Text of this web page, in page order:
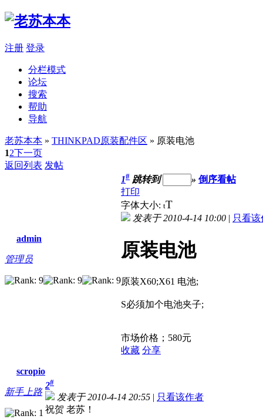
注册 登录
分栏模式
论坛
搜索
帮助
导航
老苏本本 » THINKPAD原装配件区 » 原装电池
12下一页
返回列表 发帖
admin
管理员
1# 跳转到 » 倒序看帖
打印
字体大小: tT
发表于 2010-4-14 10:00 | 只看该
原装电池
原装X60;X61 电池;
S必须加个电池夹子;
市场价格；580元
收藏 分享
scropio
新手上路
2#
发表于 2010-4-14 20:55 | 只看该作者
祝贺 老苏！